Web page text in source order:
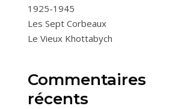
1925-1945
Les Sept Corbeaux
Le Vieux Khottabych
Commentaires
récents